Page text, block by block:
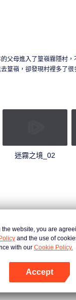
父母進入了篁嶺霧隱村
篁嶺，卻發現村裡多了
迷霧之境_02
the website, you are
and the use of
with our Cookie Policy.
Accept